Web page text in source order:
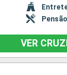
VER